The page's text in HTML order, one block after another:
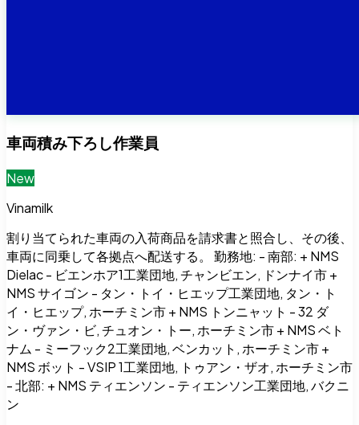
車両積み下ろし作業員
New
Vinamilk
割り当てられた車両の入荷商品を請求書と照合し、その後、
車両に同乗して各拠点へ配送する。 勤務地: - 南部: + NMS
Dielac - ビエンホア1工業団地, チャンビエン, ドンナイ市 +
NMS サイゴン - タン・トイ・ヒエップ工業団地, タン・ト
イ・ヒエップ, ホーチミン市 + NMS トンニャット - 32 ダ
ン・ヴァン・ビ, チュオン・トー, ホーチミン市 + NMS ベト
ナム - ミーフック2工業団地, ベンカット, ホーチミン市 +
NMS ボット - VSIP 1工業団地, トゥアン・ザオ, ホーチミン市
- 北部: + NMS ティエンソン - ティエンソン工業団地, バクニ
ン